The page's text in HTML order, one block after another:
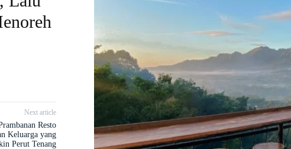
Next article
Resto
Keluarga yang
Perut Tenang